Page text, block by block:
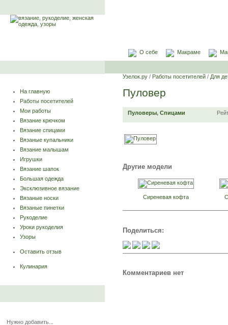
О себе Макраме
На главную
Работы посетителей
Мои работы
Вязание крючком
Вязание спицами
Вязаные купальники
Вязание малышам
Игрушки
Вязание шапок
Большая одежда
Эксклюзивное вязание
Вязаные носки
Вязаные пинетки
Рукоделие
Уроки рукоделия
Узоры
Оставить отзыв
Кулинария
Нужно добавить...
Узелок.ру / Работы посетителей / Для
Пуловер
Пуловеры, Спицами
Другие модели
Сиреневая кофта
Поделиться:
Комментариев нет